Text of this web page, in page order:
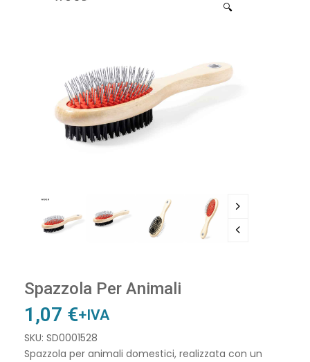
🔍
Spazzola Per Animali
1,07 €+IVA
SKU: SD0001528
Spazzola per animali domestici, realizzata con un